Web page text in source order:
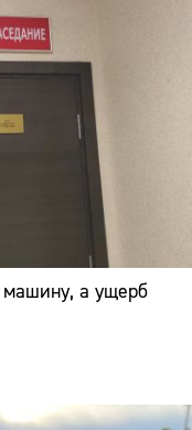
машину, а ущерб